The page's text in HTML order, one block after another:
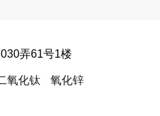
弄61号1楼
氧化钛 氧化锌